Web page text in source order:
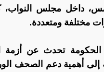
داخل مجلس النواب،
مختلفة ومتعددة.
تحدث عن أزمة
إلى أهمية دعم الصحف